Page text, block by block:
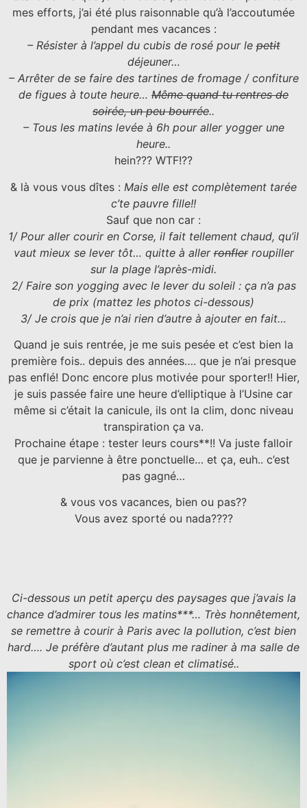
mes efforts, j’ai été plus raisonnable qu’à l’accoutumée
pendant mes vacances :
– Résister à l’appel du cubis de rosé pour lepetit
déjeuner…
– Arrêter de se faire des tartines de fromage / confiture
de figues à toute heure… Même quand tu rentres de
soirée, un peu bourrée..
– Tous les matins levée à 6h pour aller yogger une
heure..
hein??? WTF!??
& là vous vous dîtes : Mais elle est complètement tarée
c’te pauvre fille!!
Sauf que non car :
1/ Pour aller courir en Corse, il fait tellement chaud, qu’il
vaut mieux se lever tôt… quitte à allerronflerroupiller
sur la plage l’après-midi.
2/ Faire son yogging avec le lever du soleil : ça n’a pas
de prix (mattez les photos ci-dessous)
3/ Je crois que je n’ai rien d’autre à ajouter en fait…
Quand je suis rentrée, je me suis pesée et c’est bien la
première fois.. depuis des années…. que je n’ai presque
pas enflé! Donc encore plus motivée pour sporter!! Hier,
je suis passée faire une heure d’elliptique à l’Usine car
même si c’était la canicule, ils ont la clim, donc niveau
transpiration ça va.
Prochaine étape : tester leurs cours**!! Va juste falloir
que je parvienne à être ponctuelle… et ça, euh.. c’est
pas gagné…
& vous vos vacances, bien ou pas??
Vous avez sporté ou nada????
Ci-dessous un petit aperçu des paysages que j’avais la
chance d’admirer tous les matins***… Très honnêtement,
se remettre à courir à Paris avec la pollution, c’est bien
hard…. Je préfère d’autant plus me radiner à ma salle de
sport où c’est clean et climatisé..